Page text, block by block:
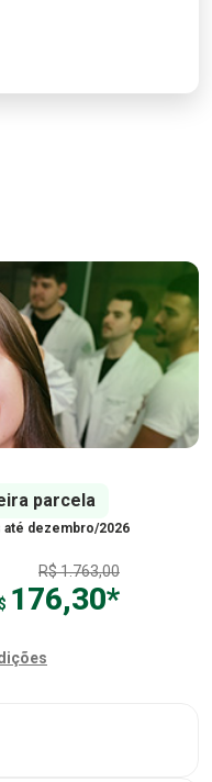
parcela
até dezembro/2026
R$ 1.763,00
176,30*